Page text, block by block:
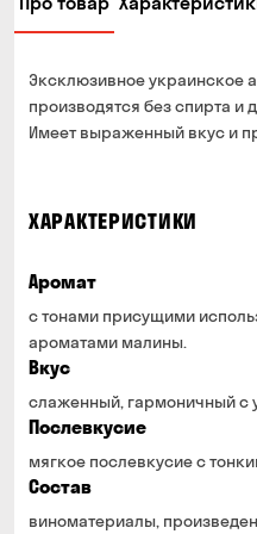
Эксклюзивное украинское
производятся без спирта и
Имеет выраженный вкус и
ХАРАКТЕРИСТИКИ
Аромат
с тонами присущими
ароматами малины.
Вкус
слаженный, гармоничный с
Послевкусие
мягкое послевкусие с
Состав
виноматериалы,